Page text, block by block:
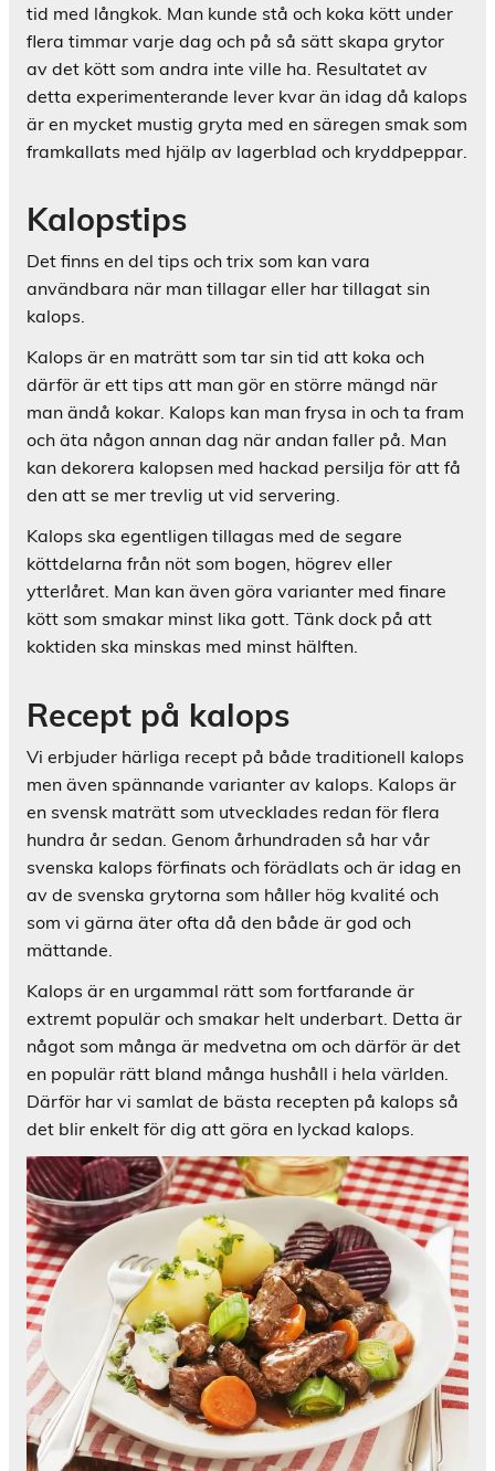
tid med långkok. Man kunde stå och koka kött under
flera timmar varje dag och på så sätt skapa grytor
av det kött som andra inte ville ha. Resultatet av
detta experimenterande lever kvar än idag då kalops
är en mycket mustig gryta med en säregen smak som
framkallats med hjälp av lagerblad och kryddpeppar.
Kalopstips
Det finns en del tips och trix som kan vara
användbara när man tillagar eller har tillagat sin
kalops.
Kalops är en maträtt som tar sin tid att koka och
därför är ett tips att man gör en större mängd när
man ändå kokar. Kalops kan man frysa in och ta fram
och äta någon annan dag när andan faller på. Man
kan dekorera kalopsen med hackad persilja för att få
den att se mer trevlig ut vid servering.
Kalops ska egentligen tillagas med de segare
köttdelarna från nöt som bogen, högrev eller
ytterlåret. Man kan även göra varianter med finare
kött som smakar minst lika gott. Tänk dock på att
koktiden ska minskas med minst hälften.
Recept på kalops
Vi erbjuder härliga recept på både traditionell kalops
men även spännande varianter av kalops. Kalops är
en svensk maträtt som utvecklades redan för flera
hundra år sedan. Genom århundraden så har vår
svenska kalops förfinats och förädlats och är idag en
av de svenska grytorna som håller hög kvalité och
som vi gärna äter ofta då den både är god och
mättande.
Kalops är en urgammal rätt som fortfarande är
extremt populär och smakar helt underbart. Detta är
något som många är medvetna om och därför är det
en populär rätt bland många hushåll i hela världen.
Därför har vi samlat de bästa recepten på kalops så
det blir enkelt för dig att göra en lyckad kalops.